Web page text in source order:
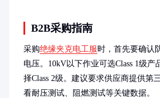
B2B采购指南
采购绝缘夹克电工服时，首先要确认
电压。10kV以下作业可选Class 1级
择Class 2级。建议要求供应商提供第
看耐压测试、阻燃测试等关键数据。